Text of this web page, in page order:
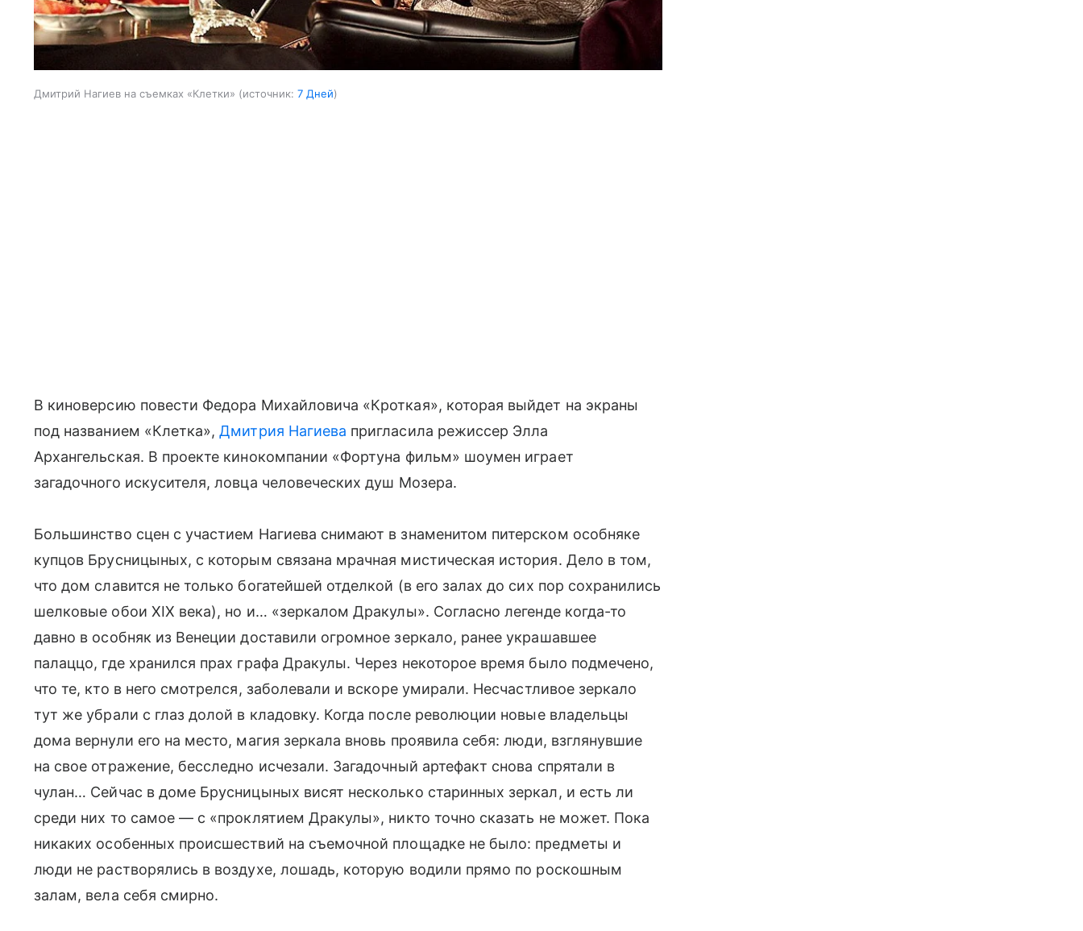
Дмитрий Нагиев на съемках «Клетки» источник: 7 Дней
В киноверсию повести Федора Михайловича «Кроткая», которая выйдет на экраны
под названием «Клетка»,Дмитрия Нагиева пригласила режиссер Элла
Архангельская. В проекте кинокомпании «Фортуна фильм» шоумен играет
загадочного искусителя, ловца человеческих душ Мозера.
Большинство сцен с участием Нагиева снимают в знаменитом питерском особняке
купцов Брусницыных, с которым связана мрачная мистическая история. Дело в том,
что дом славится не только богатейшей отделкой (в его залах до сих пор сохранились
шелковые обои XIX века), но и… «зеркалом Дракулы». Согласно легенде когда-то
давно в особняк из Венеции доставили огромное зеркало, ранее украшавшее
палаццо, где хранился прах графа Дракулы. Через некоторое время было подмечено,
что те, кто в него смотрелся, заболевали и вскоре умирали. Несчастливое зеркало
тут же убрали с глаз долой в кладовку. Когда после революции новые владельцы
дома вернули его на место, магия зеркала вновь проявила себя: люди, взглянувшие
на свое отражение, бесследно исчезали. Загадочный артефакт снова спрятали в
чулан… Сейчас в доме Брусницыных висят несколько старинных зеркал, и есть ли
среди них то самое — с «проклятием Дракулы», никто точно сказать не может. Пока
никаких особенных происшествий на съемочной площадке не было: предметы и
люди не растворялись в воздухе, лошадь, которую водили прямо по роскошным
залам, вела себя смирно.